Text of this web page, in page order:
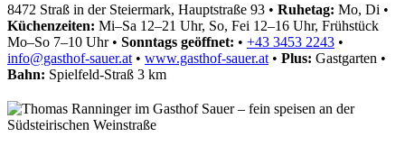
8472 Straß in der Steiermark, Hauptstraße 93 • Ruhetag: Mo, Di •
Küchenzeiten: Mi–Sa 12–21 Uhr, So, Fei 12–16 Uhr, Frühstück
Mo–So 7–10 Uhr• Sonntags geöffnet: • +43 3453 2243 •
info@gasthof-sauer.at • www.gasthof-sauer.at • Plus: Gastgarten •
Bahn: Spielfeld-Straß 3 km